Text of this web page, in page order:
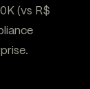
(vs R$